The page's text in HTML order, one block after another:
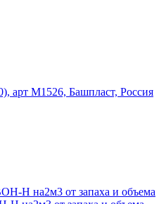
арт М1526, Башпласт, Россия